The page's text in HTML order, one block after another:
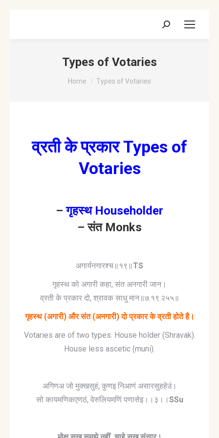
Search:
Types of Votaries
You are here:
Home Types of Votaries
व्रती के प्रकार Types of
Votaries
–गृहस्थ Householder
– संत Monks
अगार्यनगारश्च॥१९॥TS
गृहस्थ को अगारी कहा, संत अनगारी जान।
व्रती के प्रकार दो, श्रावक साधु मान॥७.१९.२५५॥
गृहस्थ (अगारी) और संत (अनगारी) दो प्रकार के व्रती होते है।
Votaries are of two types. House holder (Shravak).
House less ascetic (muni).
अगिणअ जो मुक्खसुहं, कुणइ निआणं असारसुहहेउं।
सो कायमणिकएणठं, वेरुलियमणिं पणासेइ।।३।। SSu